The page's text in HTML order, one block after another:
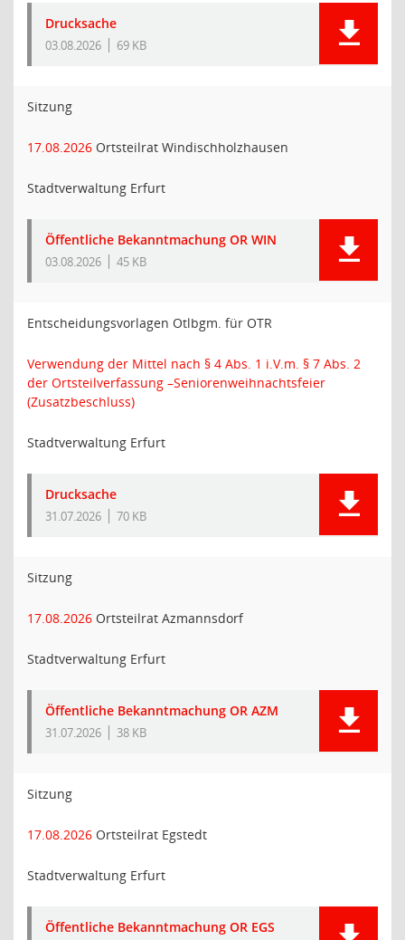
Drucksache
03.08.2026 69 KB
Sitzung
17.08.2026 Ortsteilrat Windischholzhausen
Stadtverwaltung Erfurt
Öffentliche Bekanntmachung OR WIN
03.08.2026 45 KB
Entscheidungsvorlagen Otlbgm. für OTR
Verwendung der Mittel nach § 4 Abs. 1 i.V.m. § 7 Abs. 2
der Ortsteilverfassung –Seniorenweihnachtsfeier
(Zusatzbeschluss)
Stadtverwaltung Erfurt
Drucksache
31.07.2026 70 KB
Sitzung
17.08.2026 Ortsteilrat Azmannsdorf
Stadtverwaltung Erfurt
Öffentliche Bekanntmachung OR AZM
31.07.2026 38 KB
Sitzung
17.08.2026 Ortsteilrat Egstedt
Stadtverwaltung Erfurt
Öffentliche Bekanntmachung OR EGS